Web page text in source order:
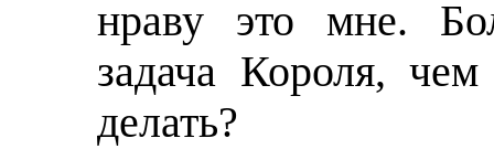
нраву это мне.
задача Короля,
делать?